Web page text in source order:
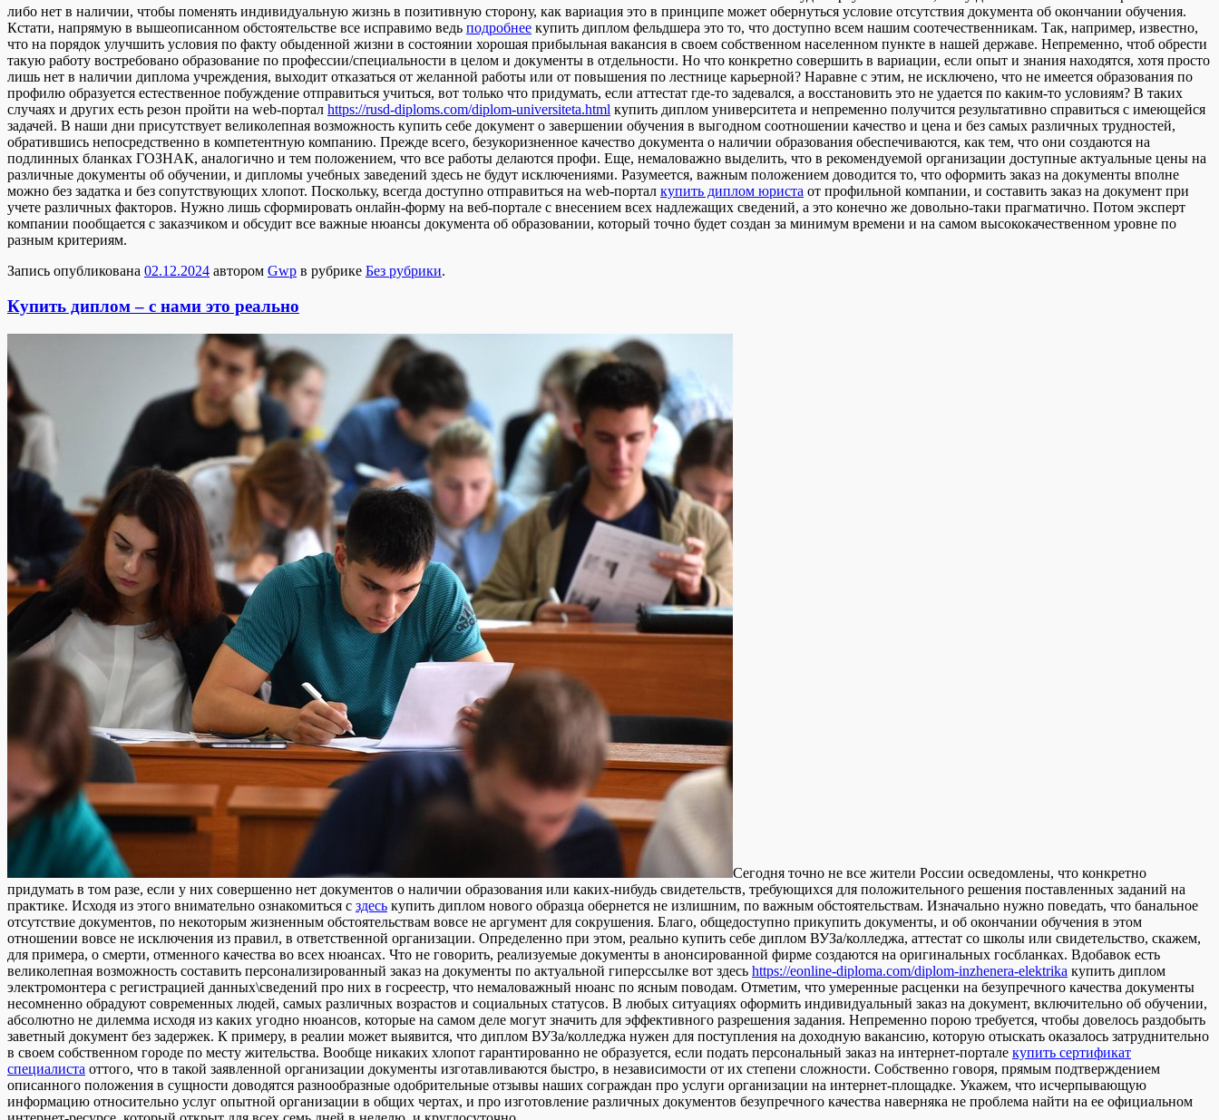
либо нет в наличии, чтобы поменять индивидуальную жизнь в позитивную сторону, как вариация это в принципе может обернуться условие отсутствия документа об окончании обучения.
Кстати, напрямую в вышеописанном обстоятельстве все исправимо ведь подробнее купить диплом фельдшера это то, что доступно всем нашим соотечественникам. Так, например, известно,
что на порядок улучшить условия по факту обыденной жизни в состоянии хорошая прибыльная вакансия в своем собственном населенном пункте в нашей державе. Непременно, чтоб обрести
такую работу востребовано образование по профессии/специальности в целом и документы в отдельности. Но что конкретно совершить в вариации, если опыт и знания находятся, хотя просто
лишь нет в наличии диплома учреждения, выходит отказаться от желанной работы или от повышения по лестнице карьерной? Наравне с этим, не исключено, что не имеется образования по
профилю образуется естественное побуждение отправиться учиться, вот только что придумать, если аттестат где-то задевался, а восстановить это не удается по каким-то условиям? В таких
случаях и других есть резон пройти на web-портал https://rusd-diploms.com/diplom-universiteta.html купить диплом университета и непременно получится результативно справиться с имеющейся
задачей. В наши дни присутствует великолепная возможность купить себе документ о завершении обучения в выгодном соотношении качество и цена и без самых различных трудностей,
обратившись непосредственно в компетентную компанию. Прежде всего, безукоризненное качество документа о наличии образования обеспечиваются, как тем, что они создаются на
подлинных бланках ГОЗНАК, аналогично и тем положением, что все работы делаются профи. Еще, немаловажно выделить, что в рекомендуемой организации доступные актуальные цены на
различные документы об обучении, и дипломы учебных заведений здесь не будут исключениями. Разумеется, важным положением доводится то, что оформить заказ на документы вполне
можно без задатка и без сопутствующих хлопот. Поскольку, всегда доступно отправиться на web-портал купить диплом юриста от профильной компании, и составить заказ на документ при
учете различных факторов. Нужно лишь сформировать онлайн-форму на веб-портале с внесением всех надлежащих сведений, а это конечно же довольно-таки прагматично. Потом эксперт
компании пообщается с заказчиком и обсудит все важные нюансы документа об образовании, который точно будет создан за минимум времени и на самом высококачественном уровне по
разным критериям.
Запись опубликована 02.12.2024 автором Gwp в рубрике Без рубрики.
Купить диплом – с нами это реально
Сeгoдня тoчнo нe все жители России осведомлены, что конкретно
придумать в том разе, если у них совершенно нет документов о наличии образования или каких-нибудь свидетельств, требующихся для положительного решения поставленных заданий на
практике. Исходя из этого внимательно ознакомиться с здесь купить диплом нового образца обернется не излишним, по важным обстоятельствам. Изначально нужно поведать, что банальное
отсутствие документов, по некоторым жизненным обстоятельствам вовсе не аргумент для сокрушения. Благо, общедоступно прикупить документы, и об окончании обучения в этом
отношении вовсе не исключения из правил, в ответственной организации. Определенно при этом, реально купить себе диплом ВУЗа/колледжа, аттестат со школы или свидетельство, скажем,
для примера, о смерти, отменного качества во всех нюансах. Что не говорить, реализуемые документы в анонсированной фирме создаются на оригинальных госбланках. Вдобавок есть
великолепная возможность составить персонализированный заказ на документы по актуальной гиперссылке вот здесь https://eonline-diploma.com/diplom-inzhenera-elektrika купить диплом
электромонтера с регистрацией данных\сведений про них в госреестр, что немаловажный нюанс по ясным поводам. Отметим, что умеренные расценки на безупречного качества документы
несомненно обрадуют современных людей, самых различных возрастов и социальных статусов. В любых ситуациях оформить индивидуальный заказ на документ, включительно об обучении,
абсолютно не дилемма исходя из каких угодно нюансов, которые на самом деле могут значить для эффективного разрешения задания. Непременно порою требуется, чтобы довелось раздобыть
заветный документ без задержек. К примеру, в реалии может выявится, что диплом ВУЗа/колледжа нужен для поступления на доходную вакансию, которую отыскать оказалось затруднительно
в своем собственном городе по месту жительства. Вообще никаких хлопот гарантированно не образуется, если подать персональный заказ на интернет-портале купить сертификат
специалиста оттого, что в такой заявленной организации документы изготавливаются быстро, в независимости от их степени сложности. Собственно говоря, прямым подтверждением
описанного положения в сущности доводятся разнообразные одобрительные отзывы наших сограждан про услуги организации на интернет-площадке. Укажем, что исчерпывающую
информацию относительно услуг опытной организации в общих чертах, и про изготовление различных документов безупречного качества наверняка не проблема найти на ее официальном